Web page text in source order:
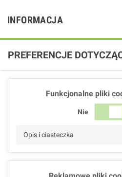
INFORMACJA
PREFERENCJE
Funkcjonalne pliki
Nie
Opis i ciasteczka